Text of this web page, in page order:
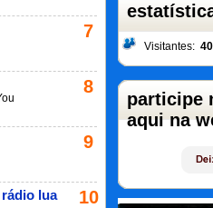
7
8
9
10
lua
Visitantes:
participe
aqui na